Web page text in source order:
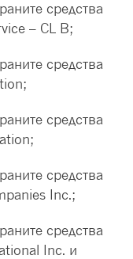
средства
– CL B;
средства
средства
средства
Inc.;
средства
Inc. и